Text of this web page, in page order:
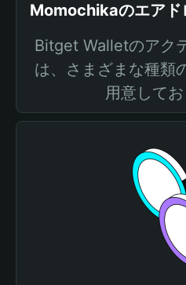
Momochikaのエアド
Bitget Walletのアク
は、さまざまな種類
用意してお